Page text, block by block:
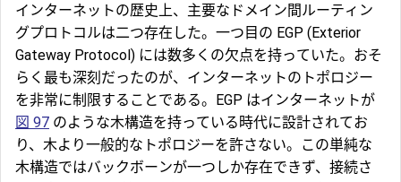
インターネットの歴史上、主要なドメイン間ルーティン
グプロトコルは二つ存在した。一つ目の EGP (Exterior
Gateway Protocol) には数多くの欠点を持っていた。おそ
らく最も深刻だったのが、インターネットのトポロジー
を非常に制限することである。EGP はインターネットが
図 97 のような木構造を持っている時代に設計されてお
り、木より一般的なトポロジーを許さない。この単純な
木構造ではバックボーンが一つしか存在できず、接続さ